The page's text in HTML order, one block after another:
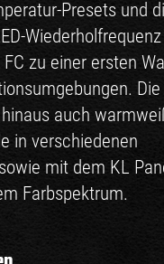
Presets und
zu einer ersten
Die
auch
in verschiedenen
mit dem KL
Farbspektrum.